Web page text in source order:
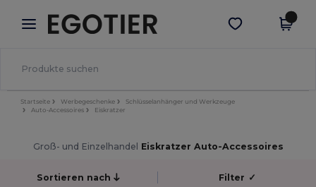
× Egotier App
Bessere Preise in der App!
App holen
Startseite Werbegeschenke
Schlüsselanhänger und Werkzeuge
Auto-Accessoires
Eiskratzer
Groß- und Einzelhandel Eiskratzer Auto-Accessoires
Sortieren nach Filter ✓